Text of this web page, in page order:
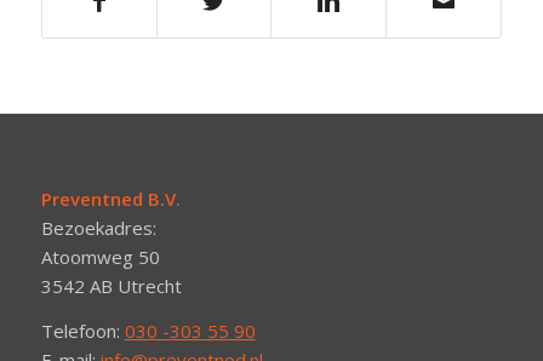
Preventned B.V.
Bezoekadres:
Atoomweg 50
3542 AB Utrecht
Telefoon: 030 -303 55 90